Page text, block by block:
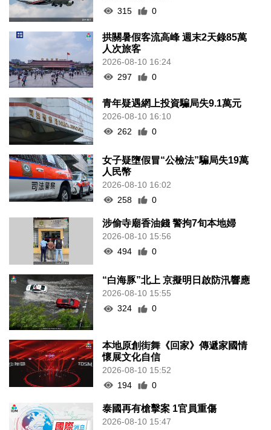
315
0
拱關暑假客流高峰 週末2天錄85萬
人次旅客
2026-08-10 16:24
297
0
青年疑遇網上投資騙局失9.1萬元
2026-08-10 16:10
262
0
女子疑墮假冒“公檢法”騙局失19萬
人民幣
2026-08-10 16:02
258
0
涉偷寺廟香油錢 警拘7旬本地婦
2026-08-10 15:56
494
0
“白海豚”北上 京擬明日啟防汛響應
2026-08-10 15:55
324
0
本地原創街舞《回家》傳遞家國情
懷展文化自信
2026-08-10 15:52
194
0
泰國再有槍擊案 1官員重傷
2026-08-10 15:47